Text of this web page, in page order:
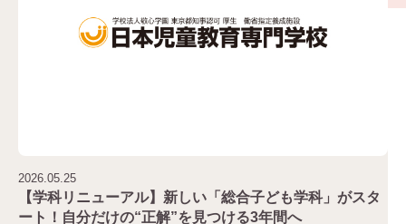
2026.05.25
【学科リニューアル】新しい「総合子ども学科」がスタ
ート！自分だけの“正解”を見つける3年間へ